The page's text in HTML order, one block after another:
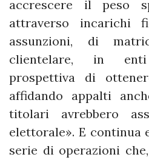
accrescere il peso
attraverso incarichi
assunzioni, di
clientelare, in
prospettiva di
affidando appalti
titolari avrebbero
elettorale». E continua
serie di operazioni